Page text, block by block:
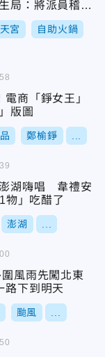
局：將派員稽查
宮 自助火鍋
商「錚女王」
版圖
鄭榆錚
湖嗨唱 韋禮安
物」吃醋了
澎湖
風雨先闖北東
路下到明天
颱風